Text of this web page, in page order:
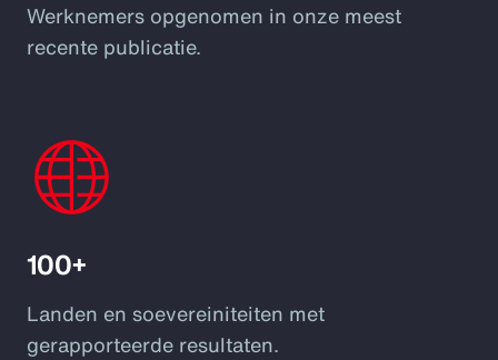
Werknemers opgenomen in onze meest
recente publicatie.
100+
Landen en soevereiniteiten met
gerapporteerde resultaten.